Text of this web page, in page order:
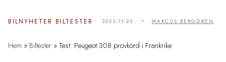
BILNYHETER BILTESTER 2023-11-23 - MARCUS BERGGREN
Hem » Biltester » Test: Peugeot 308 provkörd i Frankrike